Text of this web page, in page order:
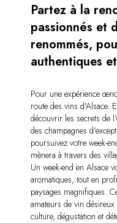
Partez à la
passionnés et
renommés,
authentiques
Pour une expérience
route des vins d'Alsace.
découvrir les secrets de
des champagnes
poursuivez votre week-
mènera à travers des
Un week-end en Alsace
aromatiques, tout en
paysages magnifiques.
amateurs de vin
culture, dégustation et